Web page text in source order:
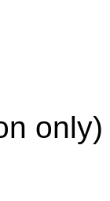
only)